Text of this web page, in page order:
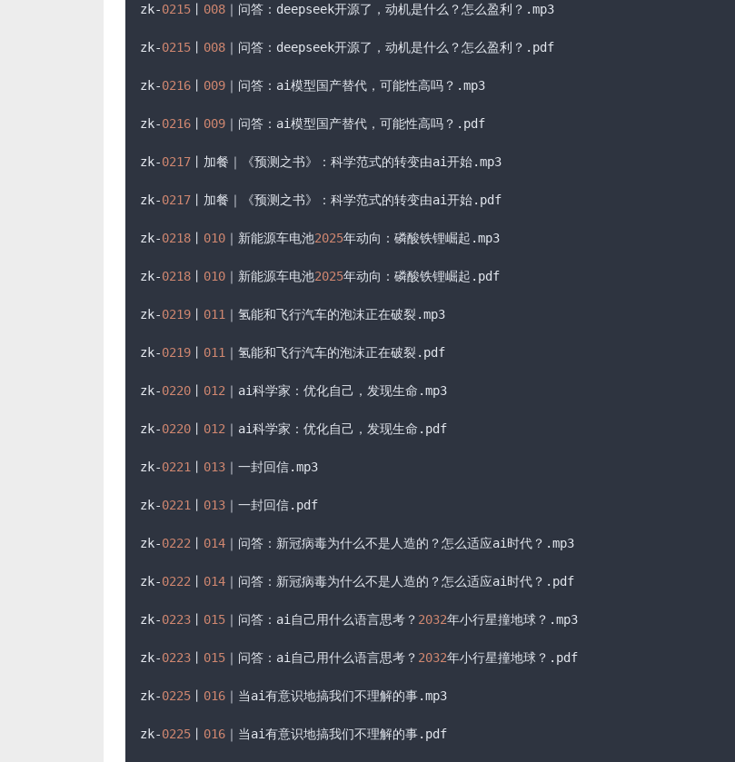
zk-0215 008 ｜问答：deepseek开源了，动机是什么？怎么盈利？ .mp3
zk-0215 008 ｜问答：deepseek开源了，动机是什么？怎么盈利？ .pdf
zk-0216 009 ｜问答：ai模型国产替代，可能性高吗？ .mp3
zk-0216 009 ｜问答：ai模型国产替代，可能性高吗？ .pdf
zk-0217 丨加餐｜《预测之书》：科学范式的转变由ai开始.mp3
zk-0217 丨加餐｜《预测之书》：科学范式的转变由ai开始.pdf
zk-0218 010 ｜新能源车电池2025年动向：磷酸铁锂崛起 .mp3
zk-0218 010 ｜新能源车电池2025年动向：磷酸铁锂崛起 .pdf
zk-0219 011 ｜氢能和飞行汽车的泡沫正在破裂.mp3
zk-0219 011 ｜氢能和飞行汽车的泡沫正在破裂.pdf
zk-0220 012 ｜ai科学家：优化自己，发现生命 .mp3
zk-0220 012 ｜ai科学家：优化自己，发现生命 .pdf
zk-0221 013 ｜一封回信.mp3
zk-0221 013 ｜一封回信.pdf
zk-0222 014 ｜问答：新冠病毒为什么不是人造的？怎么适应ai时代？ .mp3
zk-0222 014 ｜问答：新冠病毒为什么不是人造的？怎么适应ai时代？ .pdf
zk-0223 015 ｜问答：ai自己用什么语言思考？ 2032年小行星撞地球？ .mp3
zk-0223 015 ｜问答：ai自己用什么语言思考？ 2032年小行星撞地球？ .pdf
zk-0225 016 ｜当ai有意识地搞我们不理解的事.mp3
zk-0225 016 ｜当ai有意识地搞我们不理解的事.pdf